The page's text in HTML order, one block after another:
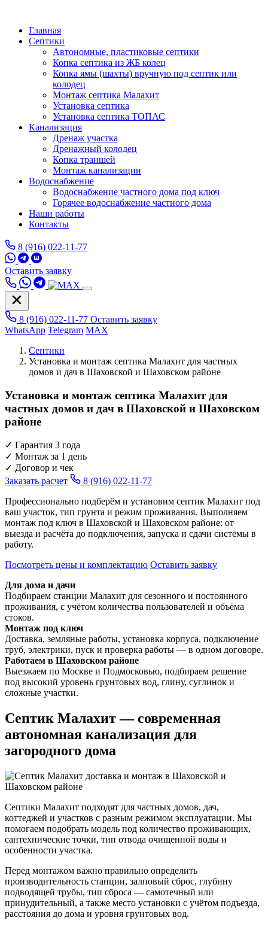
основному
содержанию
Главная
Септики
Автономные, пластиковые септики
Копка септика из ЖБ колец
Копка ямы (шахты) вручную под септик или
колодец
Монтаж септика Малахит
Установка септика
Установка септика ТОПАС
Канализация
Дренаж участка
Дренажный колодец
Копка траншей
Монтаж канализации
Водоснабжение
Водоснабжение частного дома под ключ
Горячее водоснабжение частного дома
Наши работы
Контакты
8 (916) 022-11-77
Оставить заявку
8 (916) 022-11-77 Оставить заявку
WhatsApp Telegram MAX
Септики
Установка и монтаж септика Малахит для частных
домов и дач в Шаховской и Шаховском районе
Установка и монтаж септика Малахит для
частных домов и дач в Шаховской и Шаховском
районе
✓ Гарантия 3 года
✓ Монтаж за 1 день
✓ Договор и чек
Заказать расчет
8 (916) 022-11-77
Профессионально подберём и установим септик Малахит под
ваш участок, тип грунта и режим проживания. Выполняем
монтаж под ключ в Шаховской и Шаховском районе: от
выезда и расчёта до подключения, запуска и сдачи системы в
работу.
Посмотреть цены и комплектацию Оставить заявку
Для дома и дачи
Подбираем станции Малахит для сезонного и постоянного
проживания, с учётом количества пользователей и объёма
стоков.
Монтаж под ключ
Доставка, земляные работы, установка корпуса, подключение
труб, электрики, пуск и проверка работы — в одном договоре.
Работаем в Шаховском районе
Выезжаем по Москве и Подмосковью, подбираем решение
под высокий уровень грунтовых вод, глину, суглинок и
сложные участки.
Септик Малахит — современная
автономная канализация для
загородного дома
Септики Малахит подходят для частных домов, дач,
коттеджей и участков с разным режимом эксплуатации. Мы
помогаем подобрать модель под количество проживающих,
сантехнические точки, тип отвода очищенной воды и
особенности участка.
Перед монтажом важно правильно определить
производительность станции, залповый сброс, глубину
подводящей трубы, тип сброса — самотечный или
принудительный, а также место установки с учётом подъезда,
расстояния до дома и уровня грунтовых вод.